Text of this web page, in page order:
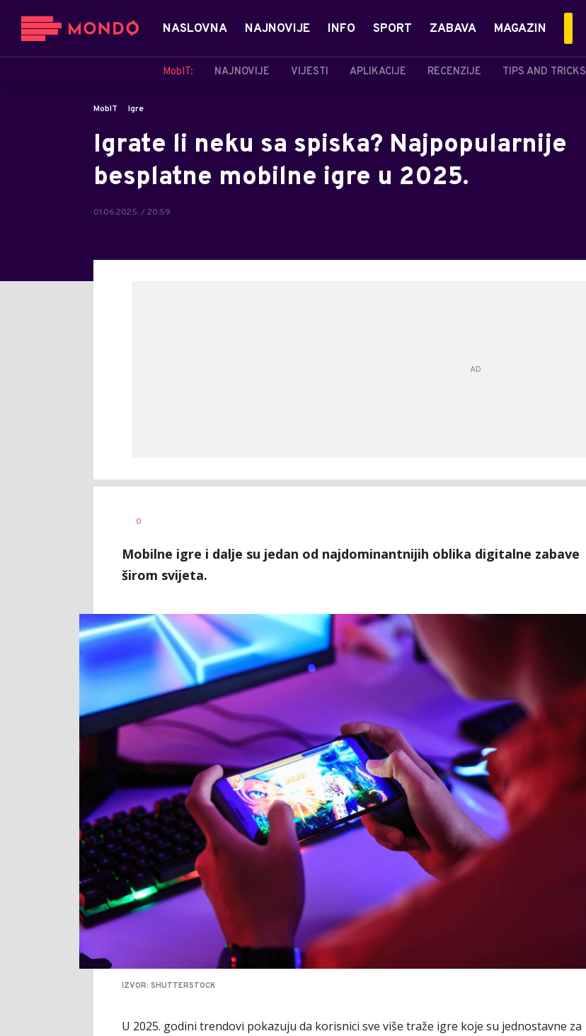
NASLOVNA NAJNOVIJE INFO SPORT ZABAVA MAGAZIN
MobIT: NAJNOVIJE VIJESTI APLIKACIJE RECENZIJE TIPS AND TRICKS
MobIT Igre
Igrate li neku sa spiska? Najpopularnije
besplatne mobilne igre u 2025.
01.06.2025. / 20:59
AUTOR
0
Mobilne igre i dalje su jedan od najdominantnijih oblika digitalne zabave
širom svijeta.
IZVOR: SHUTTERSTOCK
U 2025. godini trendovi pokazuju da korisnici sve više traže igre koje su jednostavne za